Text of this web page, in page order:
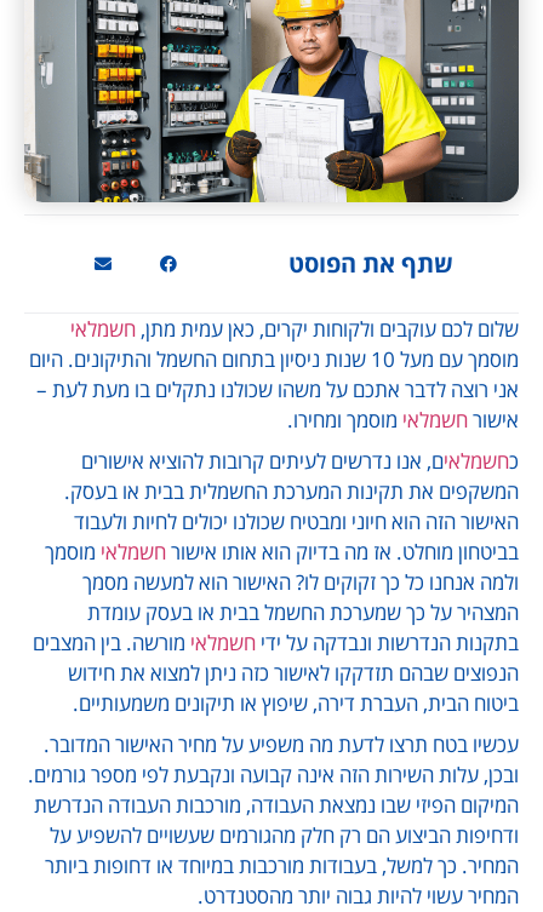
שתף את הפוסט
שלום לכם עוקבים ולקוחות יקרים, כאן עמית מתן, חשמלאי
מוסמך עם מעל 10 שנות ניסיון בתחום החשמל והתיקונים. היום
אני רוצה לדבר אתכם על משהו שכולנו נתקלים בו מעת לעת –
אישורחשמלאימוסמך ומחירו.
כחשמלאים, אנו נדרשים לעיתים קרובות להוציא אישורים
המשקפים את תקינות המערכת החשמלית בבית או בעסק.
האישור הזה הוא חיוני ומבטיח שכולנו יכולים לחיות ולעבוד
בביטחון מוחלט. אז מה בדיוק הוא אותו אישורחשמלאימוסמך
ולמה אנחנו כל כך זקוקים לו? האישור הוא למעשה מסמך
המצהיר על כך שמערכת החשמל בבית או בעסק עומדת
בתקנות הנדרשות ונבדקה על ידי חשמלאימורשה. בין המצבים
הנפוצים שבהם תזדקקו לאישור כזה ניתן למצוא את חידוש
ביטוח הבית, העברת דירה, שיפוץ או תיקונים משמעותיים.
עכשיו בטח תרצו לדעת מה משפיע על מחיר האישור המדובר.
ובכן, עלות השירות הזה אינה קבועה ונקבעת לפי מספר גורמים.
המיקום הפיזי שבו נמצאת העבודה, מורכבות העבודה הנדרשת
ודחיפות הביצוע הם רק חלק מהגורמים שעשויים להשפיע על
המחיר. כך למשל, בעבודות מורכבות במיוחד או דחופות ביותר
המחיר עשוי להיות גבוה יותר מהסטנדרט.